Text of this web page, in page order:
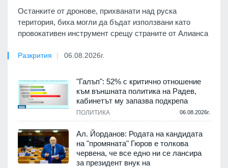
Останките от дронове, прихванати над руска
територия, биха могли да бъдат използвани като
провокативен инструмент срещу страните от Алианса
Разкрития 06.08.2026г.
"Галъп": 52% с критично отношение
към външната политика на Радев,
кабинетът му запазва подкрепа
ПОЛИТИКА 06.08.2026г.
Ал. Йорданов: Родата на кандидата
на "промяната" Гюров е толкова
червена, че все едно ни се лансира
за президент внук на